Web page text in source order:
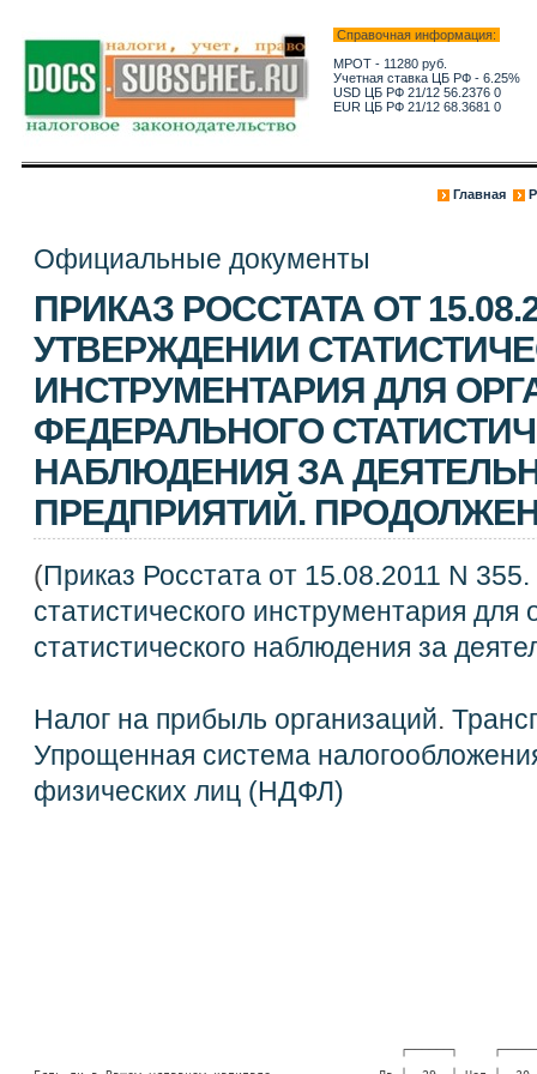
Справочная информация:
МРОТ - 11280 руб.
Учетная ставка ЦБ РФ - 6.25%
USD ЦБ РФ 21/12 56.2376 0
EUR ЦБ РФ 21/12 68.3681 0
Главная
Официальные документы
ПРИКАЗ РОССТАТА ОТ
УТВЕРЖДЕНИИ
ИНСТРУМЕНТАРИЯ ДЛЯ
ФЕДЕРАЛЬНОГО
НАБЛЮДЕНИЯ ЗА
ПРЕДПРИЯТИЙ.
(Приказ Росстата от 15.08.2011 N
статистического инструментария
статистического наблюдения за
Налог на прибыль организаций.
Упрощенная система
физических лиц (НДФЛ)
┌──────┐